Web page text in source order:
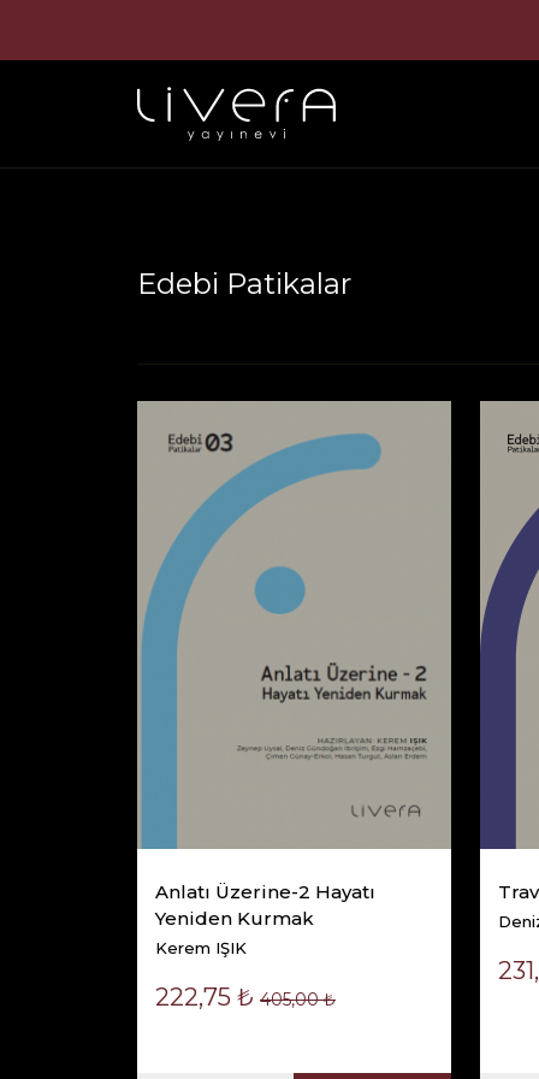
Edebi Patikalar
Anlatı Üzerine-2 Hayatı
Yeniden Kurmak
Kerem IŞIK
222,75 ₺ 405,00 ₺
Hayatı Yeniden
Kurmak
Sepete Ekle